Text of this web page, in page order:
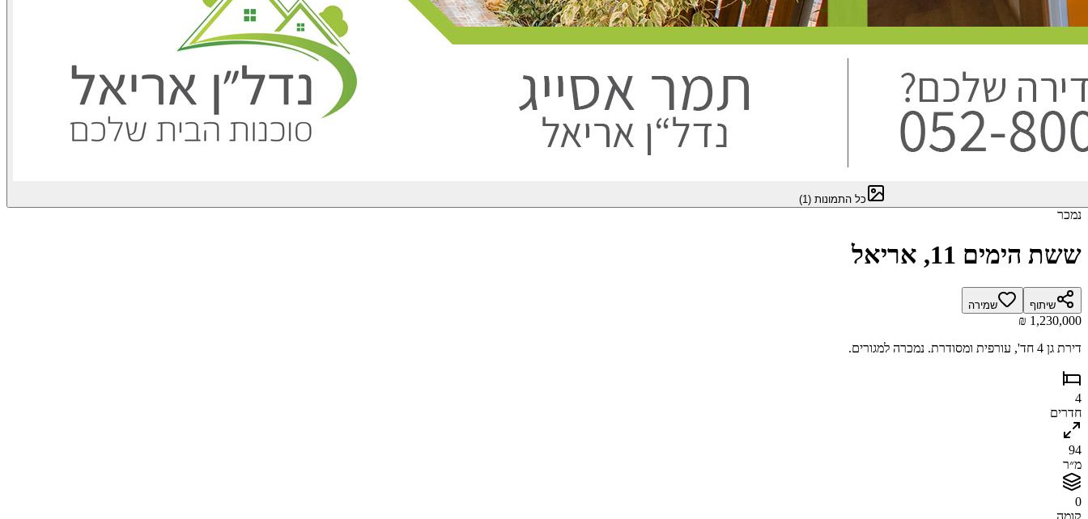
כל התמונות (
1
)
נמכר
ששת הימים 11, אריאל
שיתוף שמירה
דירת גן 4 חד', עורפית ומסודרת. נמכרה למגורים.
4
חדרים
94
מ״ר
0